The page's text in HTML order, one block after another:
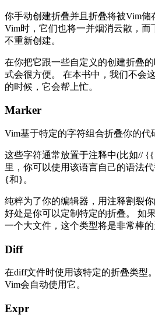
你手动创建折叠并且折叠将被Vim储
Vim时，它们也将一并烟消云散，
不重新创建。
在你把它跟一些自定义的创建折叠
式会很方便。 在本书中，我们不会
的时候，它会帮上忙。
Marker
Vim基于特定的字符组合折叠你的代
这些字符通常放置于注释中(比如//
里，你可以使用该语言自己的语法代
{和}。
纯粹为了你的编辑器，用注释割裂
好处是你可以定制特定的折叠。 如
一个大文件，这个类型将是非常棒的
Diff
在diff文件时使用该特定的折叠类型
Vim会自动使用它。
Expr